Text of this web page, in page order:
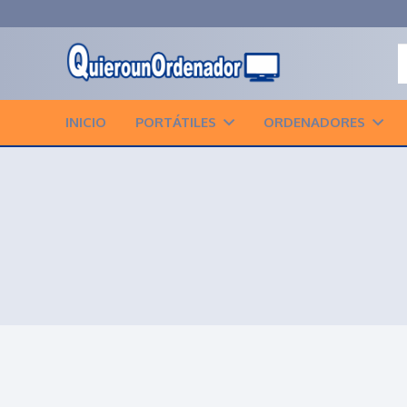
INICIO PORTÁTILES ORDENADORES